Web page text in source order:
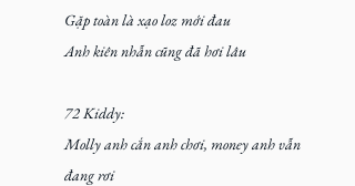
Gặp toàn là xạo loz mới đau
Anh kiên nhẫn cũng đã hơi lâu
72 Kiddy:
Molly anh cắn anh chơi, money anh vẫn
đang rơi